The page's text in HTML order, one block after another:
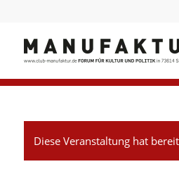
Diese Veranstaltung hat